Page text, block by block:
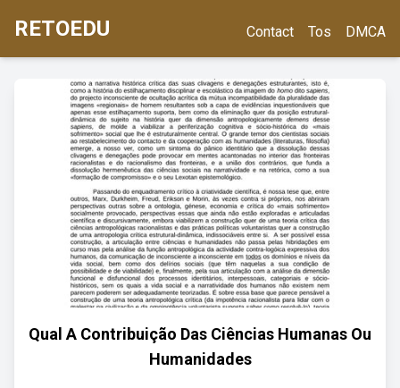
RETOEDU Contact Tos DMCA
Qual A Contribuição Das Ciências Humanas Ou
Humanidades